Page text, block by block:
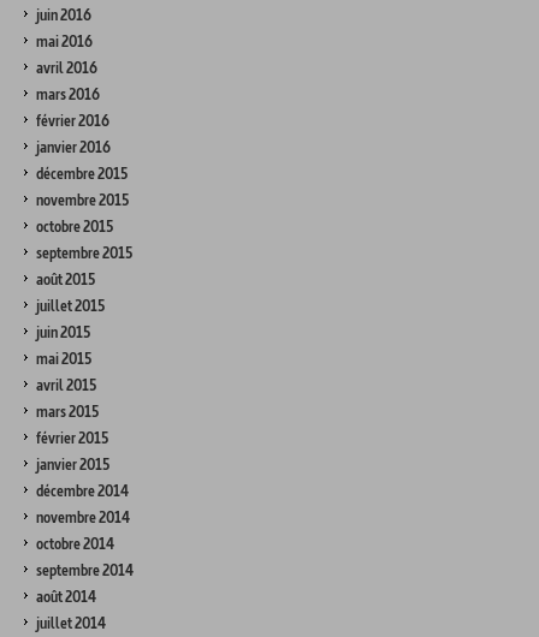
juin 2016
mai 2016
avril 2016
mars 2016
février 2016
janvier 2016
décembre 2015
novembre 2015
octobre 2015
septembre 2015
août 2015
juillet 2015
juin 2015
mai 2015
avril 2015
mars 2015
février 2015
janvier 2015
décembre 2014
novembre 2014
octobre 2014
septembre 2014
août 2014
juillet 2014